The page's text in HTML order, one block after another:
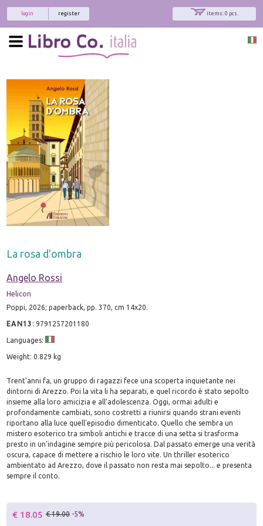
items: 0 pcs.
register
login
La rosa d'ombra
Angelo Rossi
Helicon
Poppi, 2026; paperback, pp. 370, cm 14x20.
EAN13 :9791257201180
Languages:
Weight: 0.829 kg
Trent'anni fa, un gruppo di ragazzi fece una scoperta inquietante nei
dintorni di Arezzo. Poi la vita li ha separati, e quel ricordo è stato sepolto
insieme alla loro amicizia e all'adolescenza. Oggi, ormai adulti e
profondamente cambiati, sono costretti a riunirsi quando strani eventi
riportano alla luce quell'episodio dimenticato. Quello che sembra un
mistero esoterico tra simboli antichi e tracce di una setta si trasforma
presto in un'indagine sempre più pericolosa. Dal passato emerge una verità
oscura, capace di mettere a rischio le loro vite. Un thriller esoterico
ambientato ad Arezzo, dove il passato non resta mai sepolto... e presenta
sempre il conto.
€ 18.05 € 19.00 -5%